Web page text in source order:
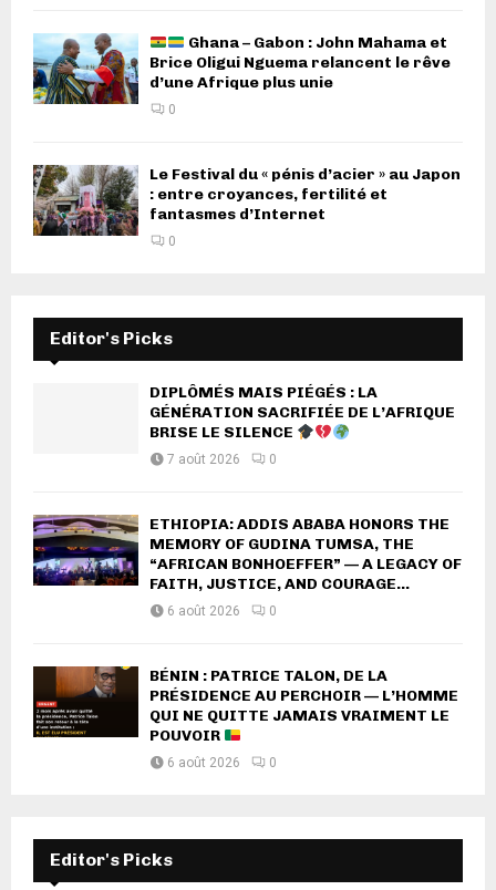
Ghana – Gabon : John Mahama et
Brice Oligui Nguema relancent le rêve
d’une Afrique plus unie
0
Le Festival du « pénis d’acier » au Japon
: entre croyances, fertilité et
fantasmes d’Internet
0
Editor's Picks
DIPLÔMÉS MAIS PIÉGÉS : LA
GÉNÉRATION SACRIFIÉE DE L’AFRIQUE
BRISE LE SILENCE
7 août 2026 0
ETHIOPIA: ADDIS ABABA HONORS THE
MEMORY OF GUDINA TUMSA, THE
“AFRICAN BONHOEFFER” — A LEGACY OF
FAITH, JUSTICE, AND COURAGE...
6 août 2026 0
BÉNIN : PATRICE TALON, DE LA
PRÉSIDENCE AU PERCHOIR — L’HOMME
QUI NE QUITTE JAMAIS VRAIMENT LE
POUVOIR
6 août 2026 0
Editor's Picks